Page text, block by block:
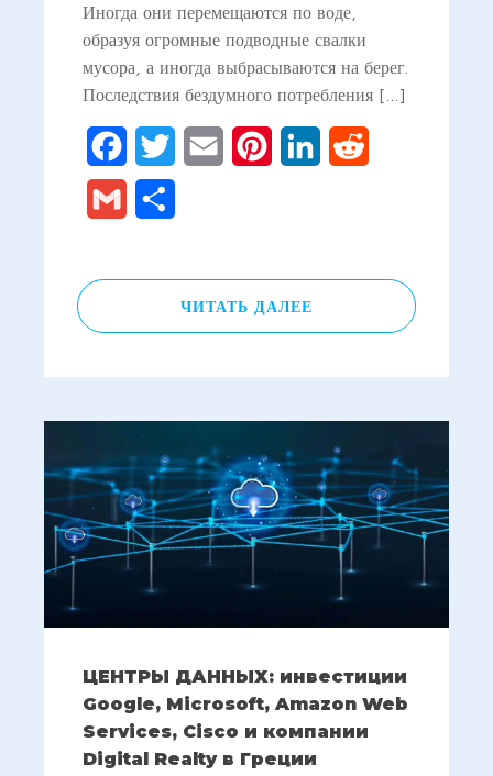
Иногда они перемещаются по воде,
образуя огромные подводные свалки
мусора, а иногда выбрасываются на берег.
Последствия бездумного потребления […]
FacebookTwitter Email PinterestLinkedIn
Gmail
ЧИТАТЬ ДАЛЕЕ
ЦЕНТРЫ ДАННЫХ: инвестиции
Google, Microsoft, Amazon Web
Services, Cisco и компании
Digital Realty в Греции